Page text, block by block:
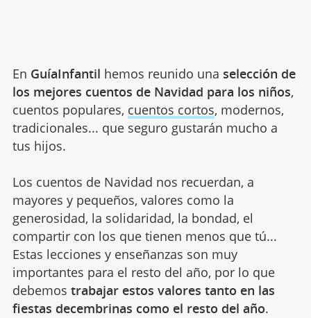
En GuíaInfantil hemos reunido una selección de
los mejores cuentos de Navidad para los niños,
cuentos populares, cuentos cortos, modernos,
tradicionales... que seguro gustarán mucho a
tus hijos.
Los cuentos de Navidad nos recuerdan, a
mayores y pequeños, valores como la
generosidad, la solidaridad, la bondad, el
compartir con los que tienen menos que tú...
Estas lecciones y enseñanzas son muy
importantes para el resto del año, por lo que
debemos trabajar estos valores tanto en las
fiestas decembrinas como el resto del año.